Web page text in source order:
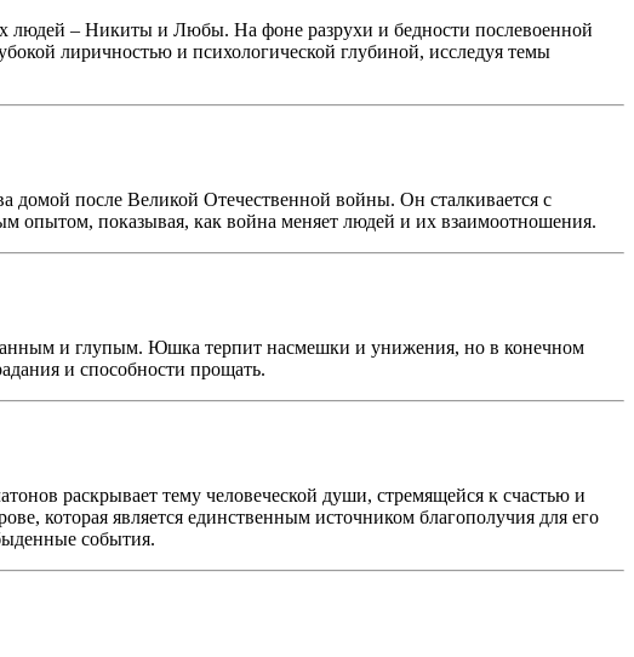
людей – Никиты и Любы. На фоне разрухи и бедности послевоенной
лиричностью и психологической глубиной, исследуя темы
домой после Великой Отечественной войны. Он сталкивается с
опытом, показывая, как война меняет людей и их взаимоотношения.
и глупым. Юшка терпит насмешки и унижения, но в конечном
и способности прощать.
раскрывает тему человеческой души, стремящейся к счастью и
которая является единственным источником благополучия для его
события.